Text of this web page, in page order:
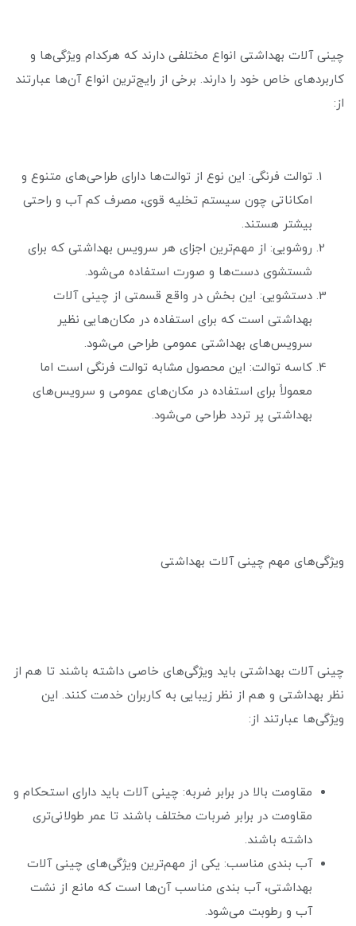
چینی آلات بهداشتی انواع مختلفی دارند که هرکدام ویژگی‌ها و
کاربردهای خاص خود را دارند. برخی از رایج‌ترین انواع آن‌ها عبارتند
از:
توالت فرنگی: این نوع از توالت‌ها دارای طراحی‌های متنوع و
امکاناتی چون سیستم تخلیه قوی، مصرف کم آب و راحتی
بیشتر هستند.
روشویی: از مهم‌ترین اجزای هر سرویس بهداشتی که برای
شستشوی دست‌ها و صورت استفاده می‌شود.
دستشویی: این بخش در واقع قسمتی از چینی آلات
بهداشتی است که برای استفاده در مکان‌هایی نظیر
سرویس‌های بهداشتی عمومی طراحی می‌شود.
کاسه توالت: این محصول مشابه توالت فرنگی است اما
معمولاً برای استفاده در مکان‌های عمومی و سرویس‌های
بهداشتی پر تردد طراحی می‌شود.
ویژگی‌های مهم چینی آلات بهداشتی
چینی آلات بهداشتی باید ویژگی‌های خاصی داشته باشند تا هم از
نظر بهداشتی و هم از نظر زیبایی به کاربران خدمت کنند. این
ویژگی‌ها عبارتند از:
مقاومت بالا در برابر ضربه: چینی آلات باید دارای استحکام و
مقاومت در برابر ضربات مختلف باشند تا عمر طولانی‌تری
داشته باشند.
آب بندی مناسب: یکی از مهم‌ترین ویژگی‌های چینی آلات
بهداشتی، آب بندی مناسب آن‌ها است که مانع از نشت
آب و رطوبت می‌شود.